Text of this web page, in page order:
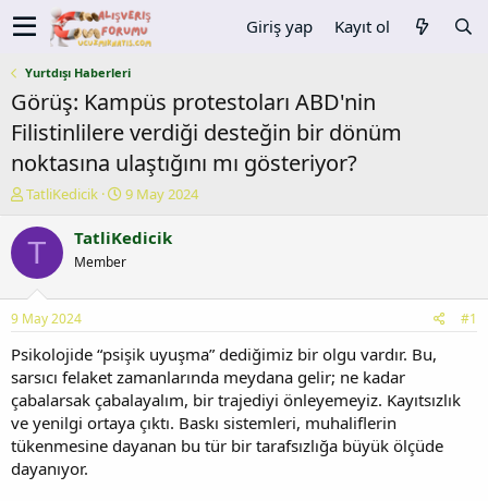
Giriş yap Kayıt ol
Yurtdışı Haberleri
Görüş: Kampüs protestoları ABD'nin
Filistinlilere verdiği desteğin bir dönüm
noktasına ulaştığını mı gösteriyor?
K
n
y
b
a
ş
a
t
a
n
TatliKedicik
B
ş
ç
t
a
r
i
h
9 May 2024
T TatliKedicik
Member
9 May 2024 #1
Psikolojide “psişik uyuşma” dediğimiz bir olgu vardır. Bu,
sarsıcı felaket zamanlarında meydana gelir; ne kadar
çabalarsak çabalayalım, bir trajediyi önleyemeyiz. Kayıtsızlık
ve yenilgi ortaya çıktı. Baskı sistemleri, muhaliflerin
tükenmesine dayanan bu tür bir tarafsızlığa büyük ölçüde
dayanıyor.